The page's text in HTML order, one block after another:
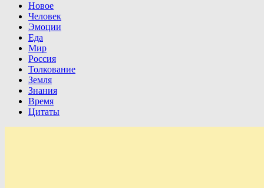
Новое
Человек
Эмоции
Еда
Мир
Россия
Толкование
Земля
Знания
Время
Цитаты